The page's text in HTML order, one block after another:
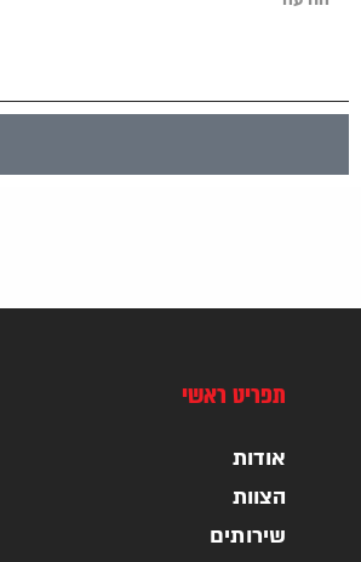
תפריט ראשי
אודות
הצוות
שירותים